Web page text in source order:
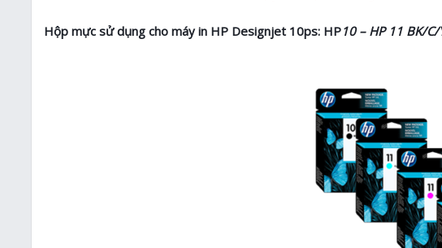
Hộp mực sử dụng cho máy in HP Designjet 10ps: HP10 – HP 11 BK/